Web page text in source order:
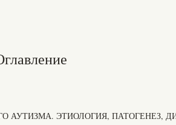
АУТИЗМА. ЭТИОЛОГИЯ, ПАТОГЕНЕЗ,